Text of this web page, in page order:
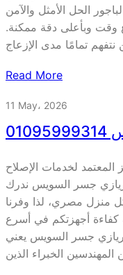
الحل الأمثل والآمن
وقت وبأعلى دقة ممكنة.
Read More
11 May، 2026
لخدمات الإصلاح
جسر السويس ندرك
منزل مصري، لذا وفرنا
كفاءة أجهزتكم في أسرع
جسر السويس يعني